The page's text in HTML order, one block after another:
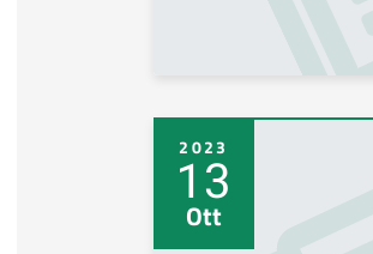
2023
13
Ott